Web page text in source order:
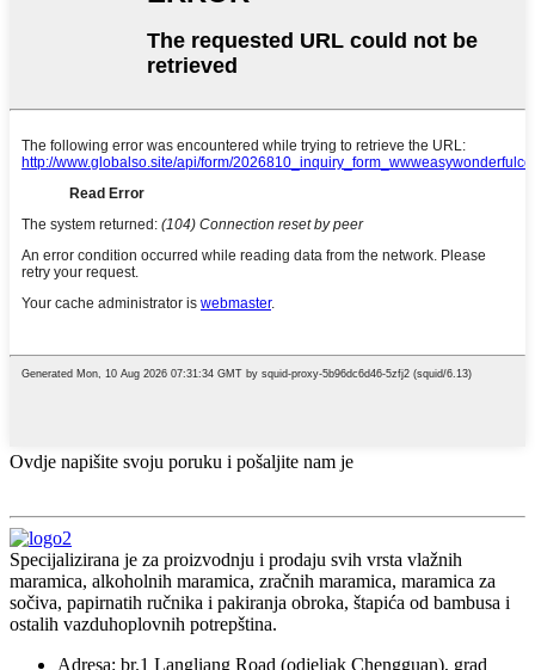
Ovdje napišite svoju poruku i pošaljite nam je
Specijalizirana je za proizvodnju i prodaju svih vrsta vlažnih
maramica, alkoholnih maramica, zračnih maramica, maramica za
sočiva, papirnatih ručnika i pakiranja obroka, štapića od bambusa i
ostalih vazduhoplovnih potrepština.
Adresa: br.1 Langliang Road (odjeljak Chengguan), grad